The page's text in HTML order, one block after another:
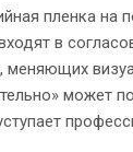
пленка на
в
меняющих
может